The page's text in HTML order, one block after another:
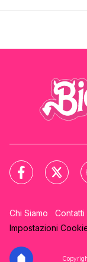
Chi Siamo Contatti
Impostazioni